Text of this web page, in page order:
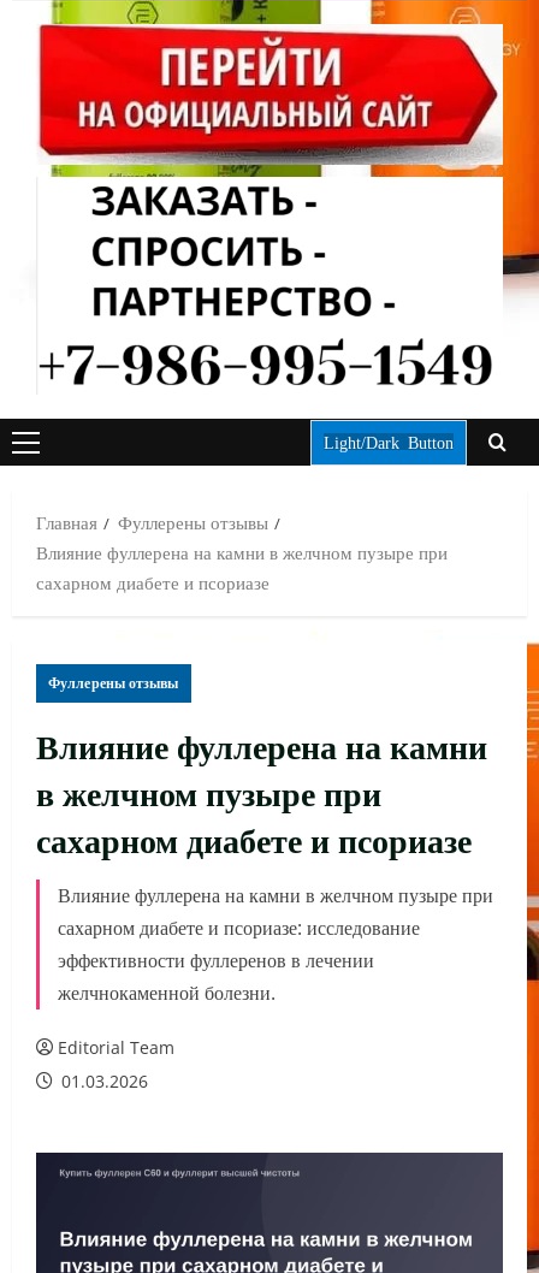
ОСНОВНОЕ
Light/Dark Button
Главная
Фуллерены отзывы
Влияние фуллерена на камни в желчном пузыре при
сахарном диабете и псориазе
Фуллерены отзывы
Влияние фуллерена на камни
в желчном пузыре при
сахарном диабете и псориазе
Влияние фуллерена на камни в желчном пузыре при
сахарном диабете и псориазе: исследование
эффективности фуллеренов в лечении
желчнокаменной болезни.
Editorial Team
01.03.2026